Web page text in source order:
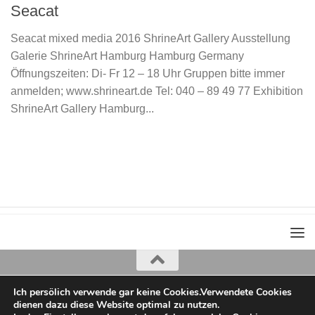
Seacat
Seacat mixed media 2016 ShrineArt Gallery Ausstellung
Galerie ShrineArt Hamburg Hamburg Germany
Öffnungszeiten: Di- Fr 12 – 18 Uhr Gruppen bitte immer
anmelden; www.shrineart.de Tel: 040 – 89 49 77 Exhibition
ShrineArt Gallery Hamburg...
Iris Greiner
copyright 2022
Ich persölich verwende gar keine Cookies.Verwendete Cookies
dienen dazu diese Website optimal zu nutzen.